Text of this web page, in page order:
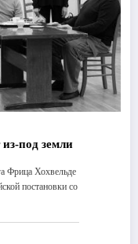
из-под земли
Фрица Хохвельде
постановки со